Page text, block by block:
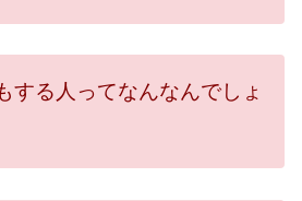
する人ってなんなんでしょ